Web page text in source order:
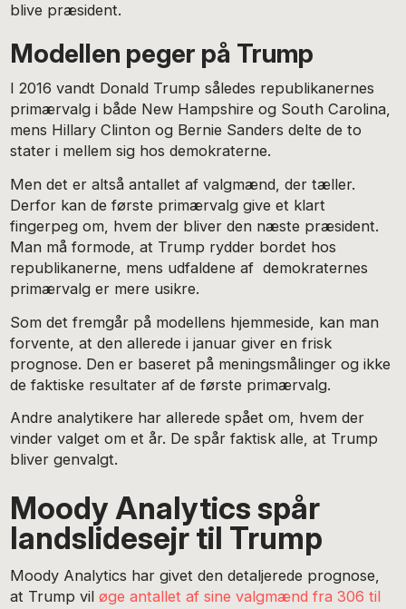
blive præsident.
Modellen peger på Trump
I 2016 vandt Donald Trump således republikanernes
primærvalg i både New Hampshire og South Carolina,
mens Hillary Clinton og Bernie Sanders delte de to
stater i mellem sig hos demokraterne.
Men det er altså antallet af valgmænd, der tæller.
Derfor kan de første primærvalg give et klart
fingerpeg om, hvem der bliver den næste præsident.
Man må formode, at Trump rydder bordet hos
republikanerne, mens udfaldene af demokraternes
primærvalg er mere usikre.
Som det fremgår på modellens hjemmeside, kan man
forvente, at den allerede i januar giver en frisk
prognose. Den er baseret på meningsmålinger og ikke
de faktiske resultater af de første primærvalg.
Andre analytikere har allerede spået om, hvem der
vinder valget om et år. De spår faktisk alle, at Trump
bliver genvalgt.
Moody Analytics spår
landslidesejr til Trump
Moody Analytics har givet den detaljerede prognose,
at Trump viløge antallet af sine valgmænd fra 306 til